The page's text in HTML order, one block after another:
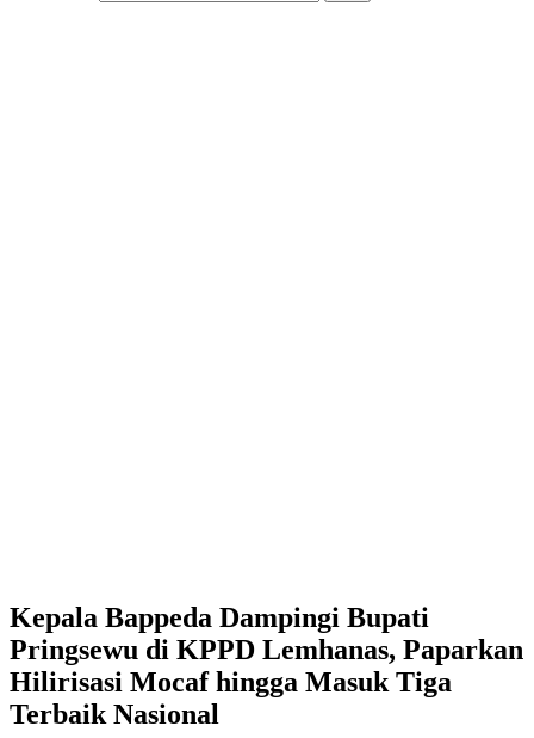
Kepala Bappeda Dampingi Bupati
Pringsewu di KPPD Lemhanas, Paparkan
Hilirisasi Mocaf hingga Masuk Tiga
Terbaik Nasional